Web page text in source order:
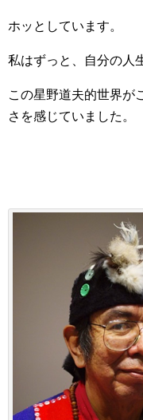
ホッとしています。
私はずっと、自分の人
この星野道夫的世界が
さを感じていました。